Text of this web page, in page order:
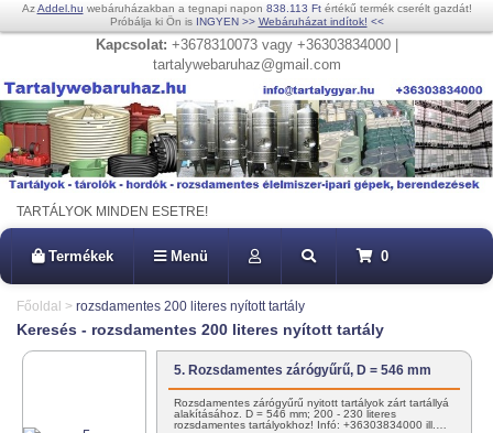
AzAddel.hu webáruházakban a tegnapi napon 838.113 Ftértékű termék cserélt gazdát!
Próbálja ki Ön is INGYEN >> Webáruházat indítok! <<
Kapcsolat: +3678310073 vagy +36303834000 |
tartalywebaruhaz@gmail.com
TARTÁLYOK MINDEN ESETRE!
Termékek Menü 0
Főoldal > rozsdamentes 200 literes nyított tartály
Keresés - rozsdamentes 200 literes nyított tartály
5. Rozsdamentes zárógyűrű, D = 546 mm
Rozsdamentes zárógyűrű nyitott tartályok zárt tartállyá
alakításához. D = 546 mm; 200 - 230 literes
rozsdamentes tartályokhoz! Infó: +36303834000 ill.…